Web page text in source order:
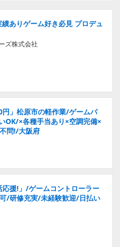
ありゲーム好き必見 プロデュ
ズ株式会社
」松原市の軽作業/ゲームパ
OK/×各種手当あり×空調完備×
問!/大阪府
応援!」/ゲームコントローラー
/研修充実/未経験歓迎/日払い